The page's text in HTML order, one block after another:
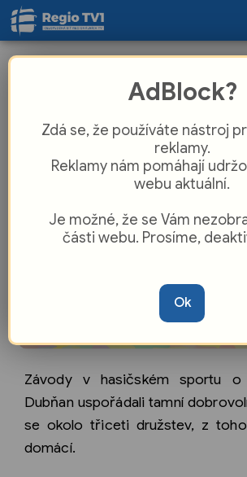
hasiči z Kobylí
Závody v hasičském sportu o
Dubňan uspořádali tamní
se okolo třiceti družstev, z
domácí.
AdBlock?
Zdá se, že používáte nástroj
reklamy.
Reklamy nám pomáhají
webu aktuální.
Je možné, že se Vám
části webu. Prosíme,
Ok